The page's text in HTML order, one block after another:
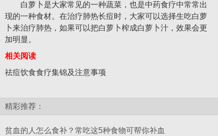
白萝卜是大家常见的一种蔬菜，也是中药食疗中常常出
现的一种食材。在治疗肺热长痘时，大家可以选择生吃白萝
卜来治疗肺热，如果可以把白萝卜榨成白萝卜汁，效果会更
加明显。
相关阅读
祛痘饮食食疗集锦及注意事项
精彩推荐：
贫血的人怎么食补？常吃这5种食物可帮你补血